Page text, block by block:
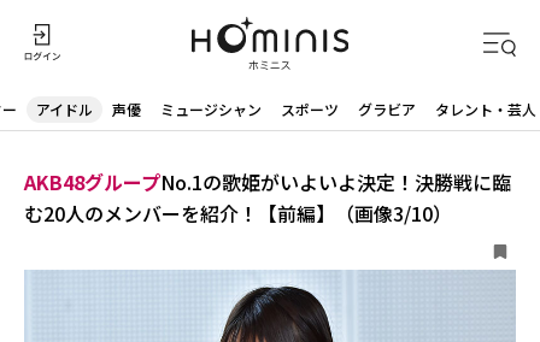
アイドル 声優 ミュージシャン スポーツ グラビア タレント・芸人
AKB48グループNo.1の歌姫がいよいよ決定！決勝戦に臨
む20人のメンバーを紹介！【前編】（画像3/10）